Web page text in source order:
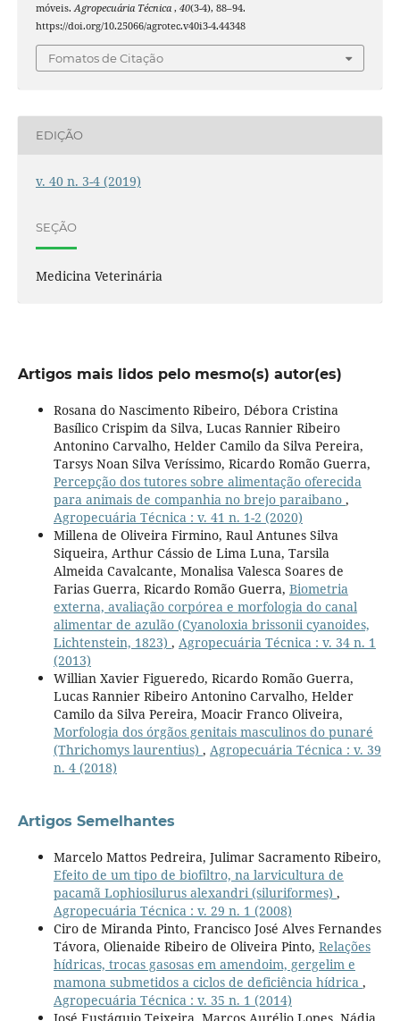
móveis.Agropecuária Técnica , 40(3-4), 88–94.
https://doi.org/10.25066/agrotec.v40i3-4.44348
Fomatos de Citação
EDIÇÃO
v. 40 n. 3-4 (2019)
SEÇÃO
Medicina Veterinária
Artigos mais lidos pelo mesmo(s) autor(es)
Rosana do Nascimento Ribeiro, Débora Cristina
Basílico Crispim da Silva, Lucas Rannier Ribeiro
Antonino Carvalho, Helder Camilo da Silva Pereira,
Tarsys Noan Silva Veríssimo, Ricardo Romão Guerra,
Percepção dos tutores sobre alimentação oferecida
para animais de companhia no brejo paraibano ,
Agropecuária Técnica : v. 41 n. 1-2 (2020)
Millena de Oliveira Firmino, Raul Antunes Silva
Siqueira, Arthur Cássio de Lima Luna, Tarsila
Almeida Cavalcante, Monalisa Valesca Soares de
Farias Guerra, Ricardo Romão Guerra, Biometria
externa, avaliação corpórea e morfologia do canal
alimentar de azulão (Cyanoloxia brissonii cyanoides,
Lichtenstein, 1823) , Agropecuária Técnica : v. 34 n. 1
(2013)
Willian Xavier Figueredo, Ricardo Romão Guerra,
Lucas Rannier Ribeiro Antonino Carvalho, Helder
Camilo da Silva Pereira, Moacir Franco Oliveira,
Morfologia dos órgãos genitais masculinos do punaré
(Thrichomys laurentius) , Agropecuária Técnica : v. 39
n. 4 (2018)
Artigos Semelhantes
Marcelo Mattos Pedreira, Julimar Sacramento Ribeiro,
Efeito de um tipo de biofiltro, na larvicultura de
pacamã Lophiosilurus alexandri (siluriformes) ,
Agropecuária Técnica : v. 29 n. 1 (2008)
Ciro de Miranda Pinto, Francisco José Alves Fernandes
Távora, Olienaide Ribeiro de Oliveira Pinto, Relações
hídricas, trocas gasosas em amendoim, gergelim e
mamona submetidos a ciclos de deficiência hídrica ,
Agropecuária Técnica : v. 35 n. 1 (2014)